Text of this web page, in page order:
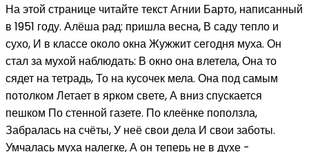
На этой странице читайте текст Агнии Барто, написанный
в 1951 году. Алёша рад: пришла весна, В саду тепло и
сухо, И в классе около окна Жужжит сегодня муха. Он
стал за мухой наблюдать: В окно она влетела, Она то
сядет на тетрадь, То на кусочек мела. Она под самым
потолком Летает в ярком свете, А вниз спускается
пешком По стенной газете. По клеёнке поползла,
Забралась на счёты, У неё свои дела И свои заботы.
Умчалась муха налегке, А он теперь не в духе -